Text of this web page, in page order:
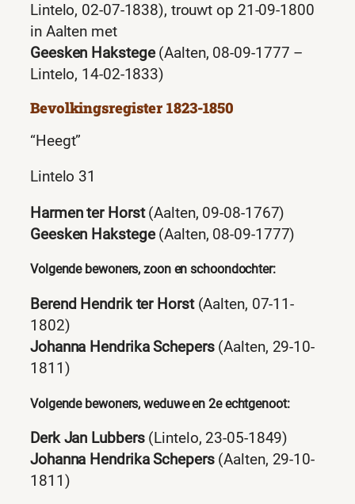
Lintelo, 02-07-1838), trouwt op 21-09-1800
in Aalten met
Geesken Hakstege(Aalten, 08-09-1777 –
Lintelo, 14-02-1833)
Bevolkingsregister 1823-1850
“Heegt”
Lintelo 31
Harmen ter Horst(Aalten, 09-08-1767)
Geesken Hakstege(Aalten, 08-09-1777)
Volgende bewoners, zoon en schoondochter:
Berend Hendrik ter Horst(Aalten, 07-11-
1802)
Johanna Hendrika Schepers(Aalten, 29-10-
1811)
Volgende bewoners, weduwe en 2e echtgenoot:
Derk Jan Lubbers(Lintelo, 23-05-1849)
Johanna Hendrika Schepers(Aalten, 29-10-
1811)